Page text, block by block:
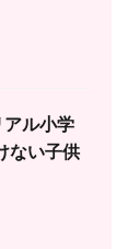
ル小学
ない子供